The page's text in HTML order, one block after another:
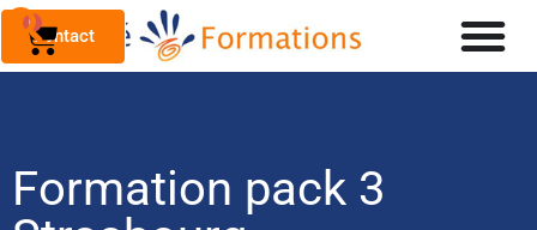
Contact
0
Formation pack 3